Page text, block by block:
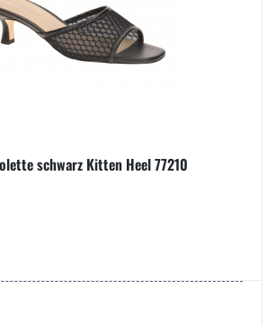
schwarz Kitten Heel 77210